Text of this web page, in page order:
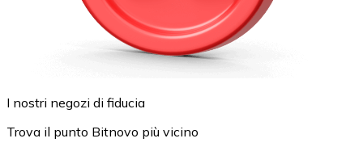
I nostri negozi di fiducia
Trova il punto Bitnovo più vicino